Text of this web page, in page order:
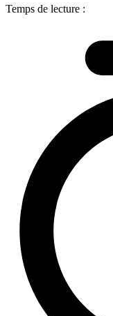
Temps de lecture :